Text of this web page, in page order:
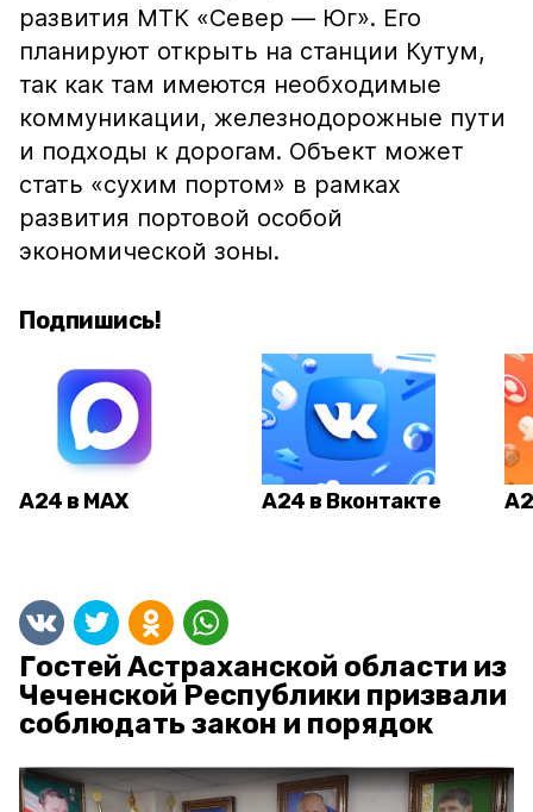
развития МТК «Север — Юг». Его
планируют открыть на станции Кутум,
так как там имеются необходимые
коммуникации, железнодорожные пути
и подходы к дорогам. Объект может
стать «сухим портом» в рамках
развития портовой особой
экономической зоны.
Подпишись!
А24 в MAX А24 в Вконтакте
Гостей Астраханской области из
Чеченской Республики призвали
соблюдать закон и порядок